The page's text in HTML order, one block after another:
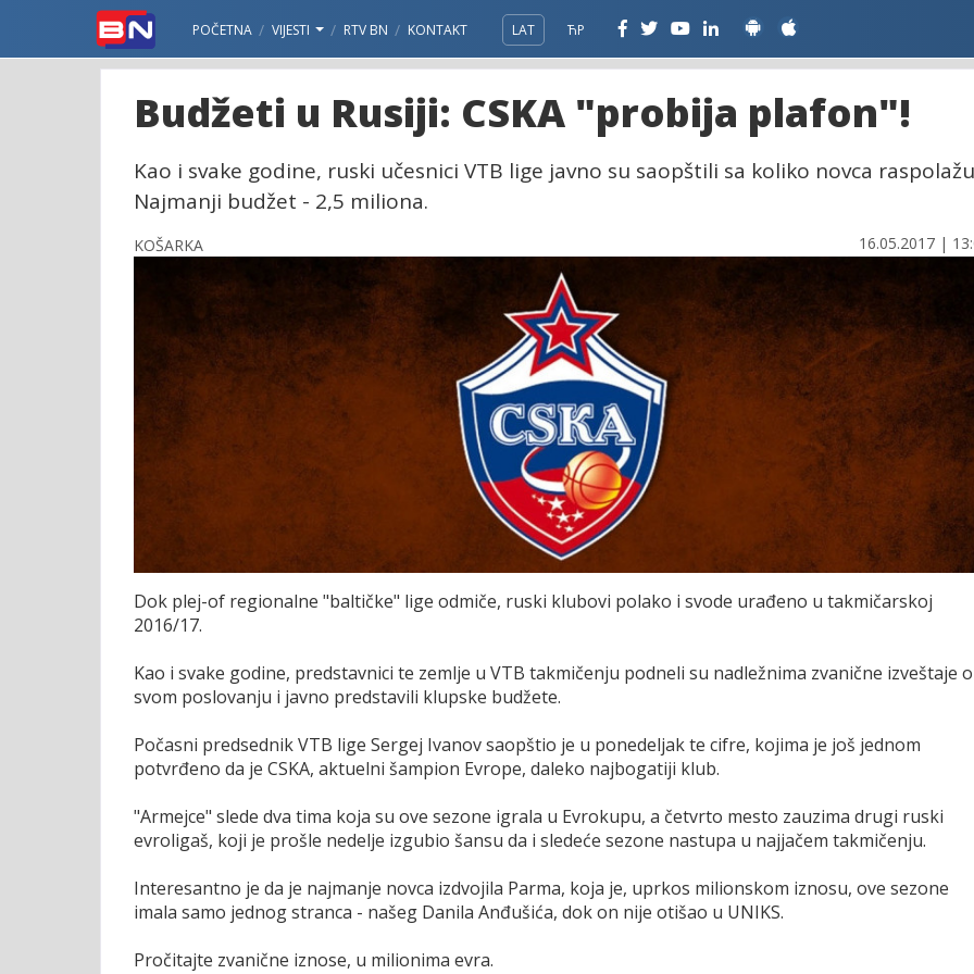
POČETNA VIJESTI RTV BN KONTAKT LAT ЋР
Budžeti u Rusiji: CSKA "probija plafon"!
Kao i svake godine, ruski učesnici VTB lige javno su saopštili sa koliko novca
Najmanji budžet - 2,5 miliona.
KOŠARKA 16.05.2017 |
Dok plej-of regionalne "baltičke" lige odmiče, ruski klubovi polako i svode urađeno u takmičarskoj
2016/17.
Kao i svake godine, predstavnici te zemlje u VTB takmičenju podneli su nadležnima zvanične izveštaje o
svom poslovanju i javno predstavili klupske budžete.
Počasni predsednik VTB lige Sergej Ivanov saopštio je u ponedeljak te cifre, kojima je još jednom
potvrđeno da je CSKA, aktuelni šampion Evrope, daleko najbogatiji klub.
"Armejce" slede dva tima koja su ove sezone igrala u Evrokupu, a četvrto mesto zauzima drugi ruski
evroligaš, koji je prošle nedelje izgubio šansu da i sledeće sezone nastupa u najjačem takmičenju.
Interesantno je da je najmanje novca izdvojila Parma, koja je, uprkos milionskom iznosu, ove sezone
imala samo jednog stranca - našeg Danila Anđušića, dok on nije otišao u UNIKS.
Pročitajte zvanične iznose, u milionima evra.